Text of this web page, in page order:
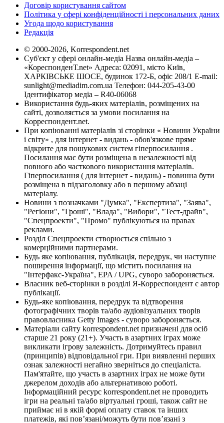
Договір користування сайтом
Політика у сфері конфіденційності і персональних даних
Угода щодо користування
Редакція
© 2000-2026, Korrespondent.net
Суб'єкт у сфері онлайн-медіа Назва онлайн-медіа –
«КореспонденТ.net» Адреса: 02091, місто Київ,
ХАРКІВСЬКЕ ШОСЕ, будинок 172-Б, офіс 208/1 E-mail:
sunlight@mediadim.com.ua Телефон: 044-205-43-00
Ідентифікатор медіа – R40-06068
Використання будь-яких матеріалів, розміщених на
сайті, дозволяється за умови посилання на
Корреспондент.net.
При копіюванні матеріалів зі сторінки « Новини України
і світу» , для інтернет - видань - обов'язкове пряме
відкрите для пошукових систем гіперпосилання .
Посилання має бути розміщена в незалежності від
повного або часткового використання матеріалів.
Гіперпосилання ( для інтернет - видань) - повинна бути
розміщена в підзаголовку або в першому абзаці
матеріалу.
Новини з позначками "Думка", "Експертиза", "Заява",
"Регіони", "Гроші", "Влада", "Вибори", "Тест-драйв",
"Спецпроекти", "Промо" публікуються на правах
реклами.
Розділ Спецпроекти створюється спільно з
комерційними партнерами.
Будь яке копіювання, публікація, передрук, чи наступне
поширення інформації, що містить посилання на
"Інтерфакс-Україна", EPA / UPG, суворо забороняється.
Власник веб-сторінки в розділі Я-Корреспондент є автор
публікації.
Будь-яке копіювання, передрук та відтворення
фотографічних творів та/або аудіовізуальних творів
правовласника Getty Images - суворо забороняється.
Матеріали сайту korrespondent.net призначені для осіб
старше 21 року (21+). Участь в азартних іграх може
викликати ігрову залежність. Дотримуйтесь правил
(принципів) відповідальної гри. При виявленні перших
ознак залежності негайно зверніться до спеціаліста.
Пам'ятайте, що участь в азартних іграх не може бути
джерелом доходів або альтернативою роботі.
Інформаційний ресурс korrespondent.net не проводить
ігри на реальні та/або віртуальні гроші, також сайт не
приймає ні в якій формі оплату ставок та інших
платежів, які пов’язані/можуть бути пов’язані з